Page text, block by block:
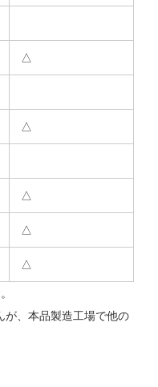
△
△
△
△
△
、本品製造工場で他の